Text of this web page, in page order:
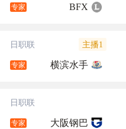
专家 BFX
日职联 主播1
专家 横滨水手
日职联
专家 大阪钢巴